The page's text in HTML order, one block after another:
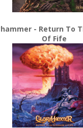
- Return To
Of Fife